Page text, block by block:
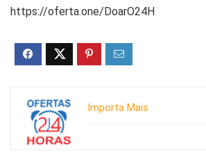
https://oferta.one/DoarO24H
Importa Mais